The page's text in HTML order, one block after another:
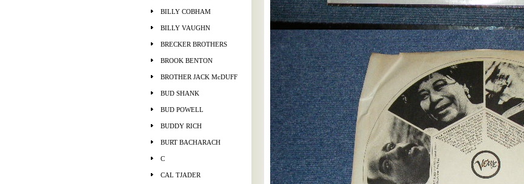
BILLY COBHAM
BILLY VAUGHN
BRECKER BROTHERS
BROOK BENTON
BROTHER JACK McDUFF
BUD SHANK
BUD POWELL
BUDDY RICH
BURT BACHARACH
C
CAL TJADER